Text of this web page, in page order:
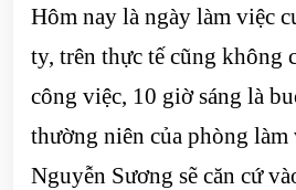
Hôm nay là ngày làm việc
ty, trên thực tế cũng không
công việc, 10 giờ sáng là
thường niên của phòng làm
Nguyễn Sương sẽ căn cứ